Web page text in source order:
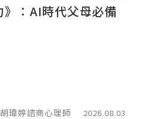
：AI時代父母必備
胡瑋婷諮商心理師 2026.08.03